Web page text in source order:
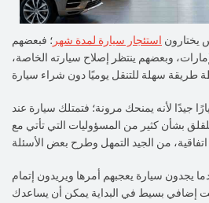
يختارون استئجار سيارة لمدة شهر ؛ فبعضهم
وبعضهم ينتظر إصلاح سيارته الخاصة،
جيدًا لأنه يمنحك مرونة؛ فتمتلك سيارة عند
للقلق بشأن كثير من المسؤوليات التي تأتي مع
يجدون سيارة يعجبهم أمرها ويريدون إتمام
إضافي بسيط في البداية يمكن أن يساعدك